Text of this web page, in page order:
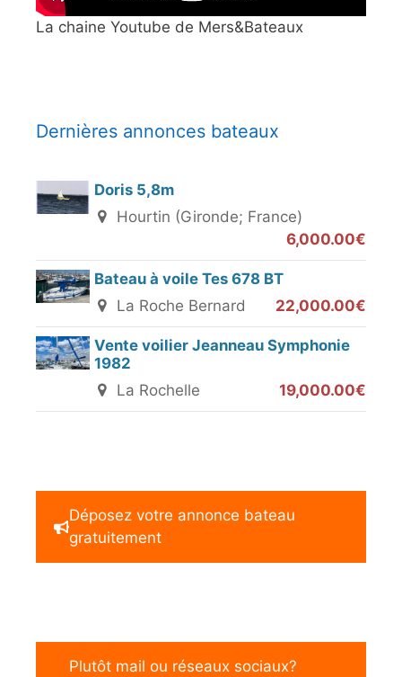
La chaine Youtube de Mers&Bateaux
Dernières annonces bateaux
Doris 5,8m
Hourtin (Gironde; France)
6,000.00€
Bateau à voile Tes 678 BT
La Roche Bernard
22,000.00€
Vente voilier Jeanneau Symphonie
1982
La Rochelle
19,000.00€
Déposez votre annonce bateau
gratuitement
Plutôt mail ou réseaux sociaux?